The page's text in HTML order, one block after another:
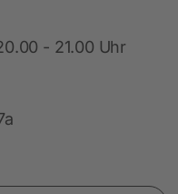
- 21.00 Uhr